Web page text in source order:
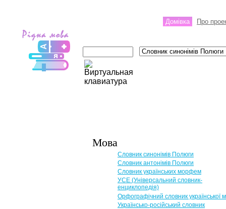
Домівка Про
Мова
Словник синонімів Полюги
Словник антонімів Полюги
Словник українських морфем
УСЕ (Універсальний словник-
енциклопедія)
Орфографічний словник української
Українсько-російський словник